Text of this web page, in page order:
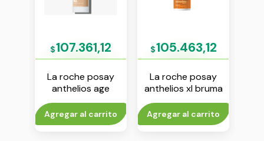
$107.361,12
La roche posay
anthelios age
correct con color
fps 50 50 ml
Agregar al carrito
$105.463,12
La roche posay
anthelios xl bruma
ultra ligera fps 50+
200 ml
Agregar al carrito